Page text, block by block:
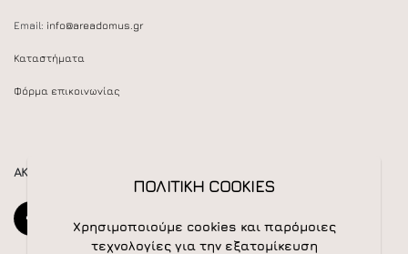
Email: info@areadomus.gr
Καταστήματα
Φόρμα επικοινωνίας
ΑΚΟΛΟΥΘΕΙΣΤΕ ΜΑΣ
ΠΟΛΙΤΙΚΗ COOKIES
Χρησιμοποιούμε cookies και παρόμοιες
τεχνολογίες για την εξατομίκευση